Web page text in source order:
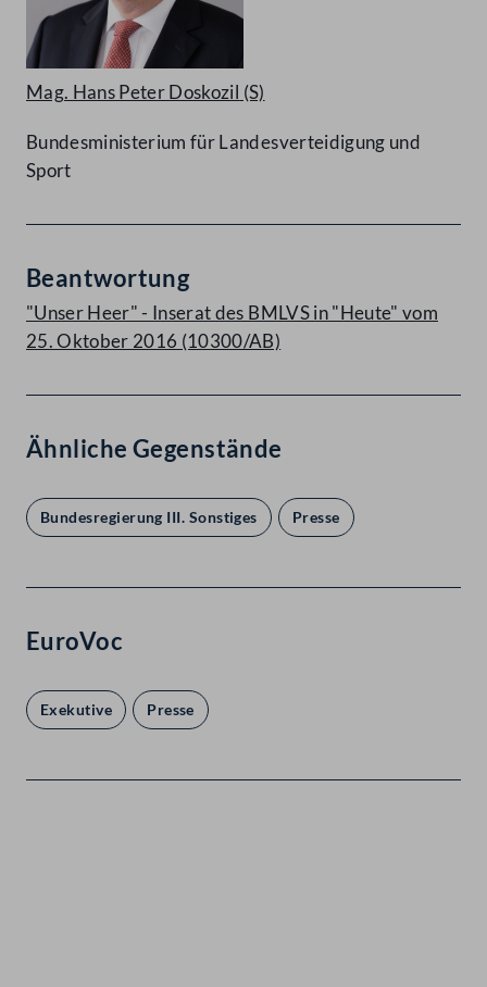
Mag. Hans Peter Doskozil (S)
Bundesministerium für Landesverteidigung und
Sport
Beantwortung
"Unser Heer" - Inserat des BMLVS in "Heute" vom
25. Oktober 2016 (10300/AB)
Ähnliche Gegenstände
Bundesregierung III. Sonstiges Presse
EuroVoc
Exekutive Presse